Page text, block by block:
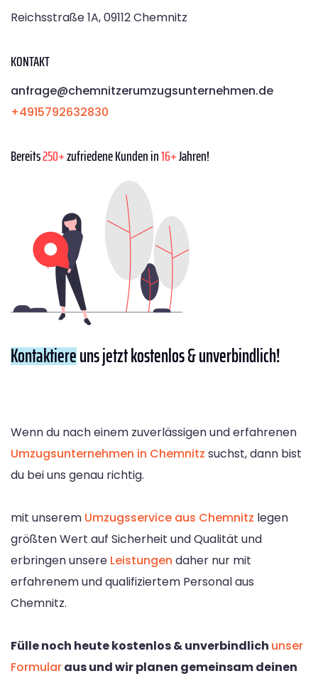
Reichsstraße 1A, 09112 Chemnitz
KONTAKT
anfrage@chemnitzerumzugsunternehmen.de
+4915792632830
Bereits250+zufriedene Kunden in16+Jahren!
Kontaktiereuns jetzt kostenlos & unverbindlich!
Wenn du nach einem zuverlässigen und erfahrenen
Umzugsunternehmen in Chemnitz suchst, dann bist
du bei uns genau richtig.
mit unserem Umzugsservice aus Chemnitz legen
größten Wert auf Sicherheit und Qualität und
erbringen unsere Leistungen daher nur mit
erfahrenem und qualifiziertem Personal aus
Chemnitz.
Fülle noch heute kostenlos & unverbindlich unser
Formularaus und wir planen gemeinsam deinen